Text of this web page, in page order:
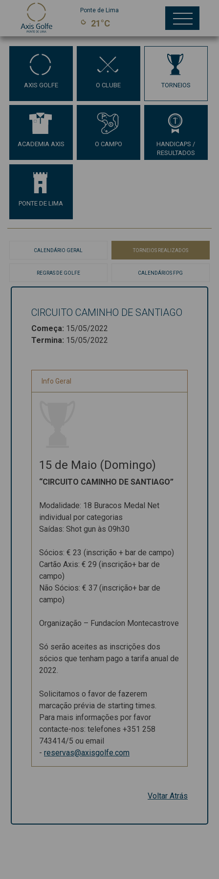
Ponte de Lima
21°C
AXIS GOLFE O CLUBE TORNEIOS
ACADEMIA AXIS O CAMPO
HANDICAPS /
RESULTADOS
PONTE DE LIMA
CIRCUITO
CAMINHO
SANTIAGO
Termina:15/05/2022
15 de Maio
(Domingo)
CAMINHO DE
SANTIAGO”
Buracos Medal Net
individual por
categorias
Saídas: Shot gun às
09h30
(inscrição + bar de
Cartão Axis: € 29
(inscrição+ bar de
(inscrição+ bar de
campo)
Organização –
Fundacíon
Montecastrove
Só serão aceites as
pago a tarifa anual
CALENDÁRIO GERAL TORNEIOS REALIZADOS
REGRAS DE GOLFE CALENDÁRIOS FPG
CIRCUITO CAMINHO DE SANTIAGO
Começa: 15/05/2022
Termina: 15/05/2022
Info Geral
15 de Maio (Domingo)
“CIRCUITO CAMINHO DE SANTIAGO”
Modalidade: 18 Buracos Medal Net
individual por categorias
Saídas: Shot gun às 09h30
Sócios: € 23 (inscrição + bar de campo)
Cartão Axis: € 29 (inscrição+ bar de
campo)
Não Sócios: € 37 (inscrição+ bar de
campo)
Organização – Fundacíon Montecastrove
Só serão aceites as inscrições dos
sócios que tenham pago a tarifa anual de
2022.
Solicitamos o favor de fazerem
marcação prévia de starting times.
Para mais informações por favor
contacte-nos: telefones +351 258
743414/5 ou email
- reservas@axisgolfe.com
Voltar Atrás